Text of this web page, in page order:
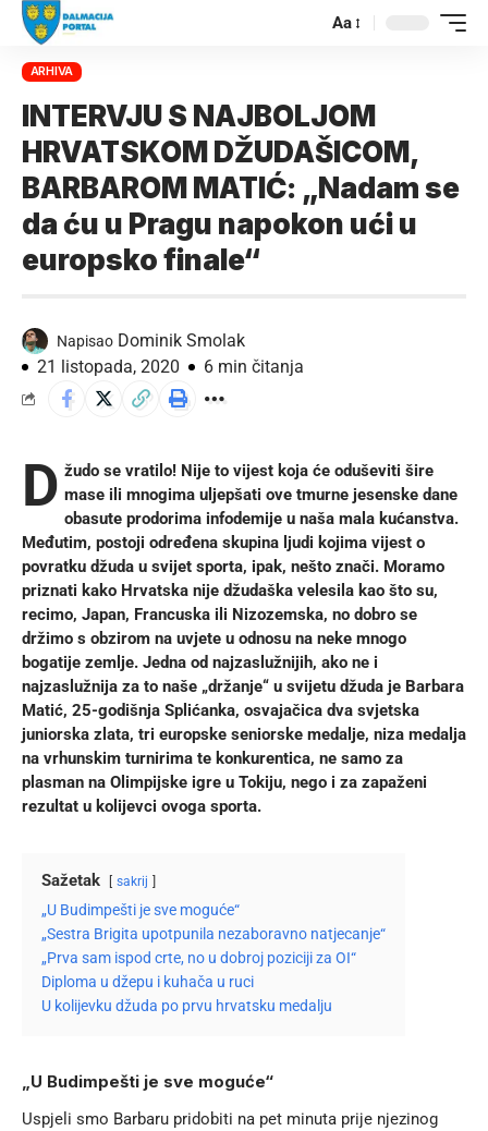
Aa
ARHIVA
INTERVJU S NAJBOLJOM
HRVATSKOM DŽUDAŠICOM,
BARBAROM MATIĆ: „Nadam se
da ću u Pragu napokon ući u
europsko finale“
Napisao Dominik Smolak
21 listopada, 2020
6 min čitanja
D žudo se vratilo! Nije to vijest koja će oduševiti šire
mase ili mnogima uljepšati ove tmurne jesenske dane
obasute prodorima infodemije u naša mala kućanstva.
Međutim, postoji određena skupina ljudi kojima vijest o
povratku džuda u svijet sporta, ipak, nešto znači. Moramo
priznati kako Hrvatska nije džudaška velesila kao što su,
recimo, Japan, Francuska ili Nizozemska, no dobro se
držimo s obzirom na uvjete u odnosu na neke mnogo
bogatije zemlje. Jedna od najzaslužnijih, ako ne i
najzaslužnija za to naše „držanje“ u svijetu džuda je Barbara
Matić, 25-godišnja Splićanka, osvajačica dva svjetska
juniorska zlata, tri europske seniorske medalje, niza medalja
na vrhunskim turnirima te konkurentica, ne samo za
plasman na Olimpijske igre u Tokiju, nego i za zapaženi
rezultat u kolijevci ovoga sporta.
Sažetak sakrij
„U Budimpešti je sve moguće“
„Sestra Brigita upotpunila nezaboravno natjecanje“
„Prva sam ispod crte, no u dobroj poziciji za OI“
Diploma u džepu i kuhača u ruci
U kolijevku džuda po prvu hrvatsku medalju
„U Budimpešti je sve moguće“
Uspjeli smo Barbaru pridobiti na pet minuta prije njezinog